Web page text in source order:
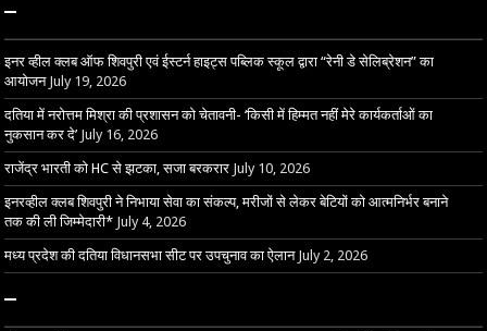
–
इनर व्हील क्लब ऑफ शिवपुरी एवं ईस्टर्न हाइट्स पब्लिक स्कूल द्वारा “रेनी डे सेलिब्रेशन” का
आयोजन July 19, 2026
दतिया में नरोत्तम मिश्रा की प्रशासन को चेतावनी- ‘किसी में हिम्मत नहीं मेरे कार्यकर्ताओं का
नुकसान कर दे’ July 16, 2026
राजेंद्र भारती को HC से झटका, सजा बरकरार July 10, 2026
इनरव्हील क्लब शिवपुरी ने निभाया सेवा का संकल्प, मरीजों से लेकर बेटियों को आत्मनिर्भर बनाने
तक की ली जिम्मेदारी* July 4, 2026
मध्य प्रदेश की दतिया विधानसभा सीट पर उपचुनाव का ऐलान July 2, 2026
–